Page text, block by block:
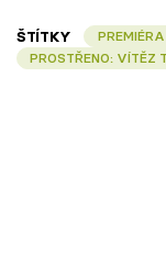
ŠTÍTKY PREMIÉRA
PROSTŘENO: VÍTĚZ